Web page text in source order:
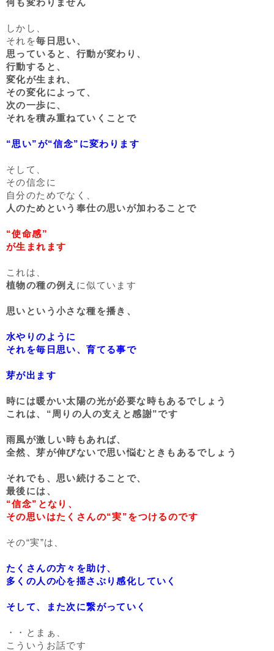
何も変わりません
しかし、
それを毎日思い、
思っていると、行動が変わり、
行動すると、
変化が生まれ、
その変化によって、
次の一歩に、
それを積み重ねていくことで
“思い”が“信念”に変わります
そして、
その信念に
自分のためでなく、
人のためという奉仕の思いが加わることで
“使命感”
が生まれます
これは、
植物の種の例え に似ています
思いという小さな種を播き、
水やりのように
それを毎日思い、育てる事で
芽が出ます
時には暖かい太陽の光が必要な時もあるでしょう
これは、“周りの人の支えと感謝”です
雨風が激しい時もあれば、
全然、芽が伸びないで思い悩むときもあるでしょう
それでも、思い続けることで、
最後には、
“信念”となり、
その思いはたくさんの“実”をつけるのです
その“実”は、
たくさんの方々を助け、
多くの人の心を揺さぶり感化していく
そして、また次に繋がっていく
・・とまぁ、
こういうお話です